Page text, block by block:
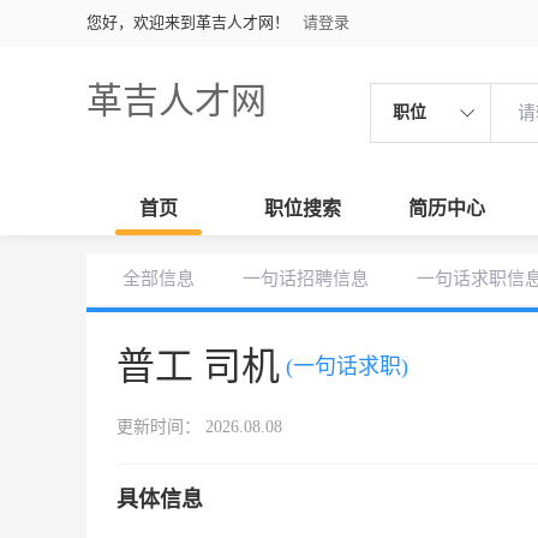
您好，欢迎来到革吉人才网！ 请登录
革吉人才网 职位
首页 职位搜索 简历中心
全部信息 一句话招聘信息 一句话求职信
普工 司机 (一句话求职)
更新时间： 2026.08.08
具体信息